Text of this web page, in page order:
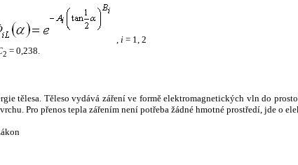
, i = 1, 2
2 = 0,238.
tělesa. Těleso vydává záření ve formě elektromagnetických vln do
Pro přenos tepla zářením není potřeba žádné hmotné prostředí, jde o